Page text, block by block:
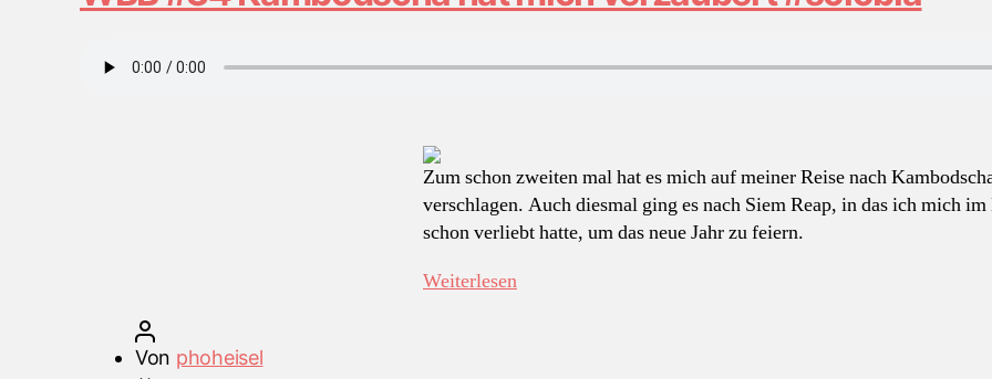
Zum schon zweiten mal hat es mich auf meiner Reise nach
verschlagen. Auch diesmal ging es nach Siem Reap, in das ich mich
schon verliebt hatte, um das neue Jahr zu feiern.
Weiterlesen
Beitragsautor
Von phoheisel